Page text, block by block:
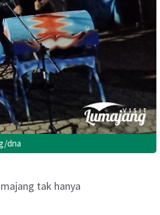
dna
tak hanya